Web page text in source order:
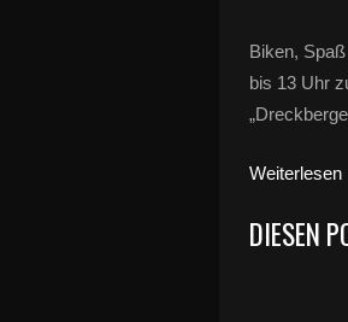
Biken,
bis 13 Uhr
Weiterlesen
DIESEN